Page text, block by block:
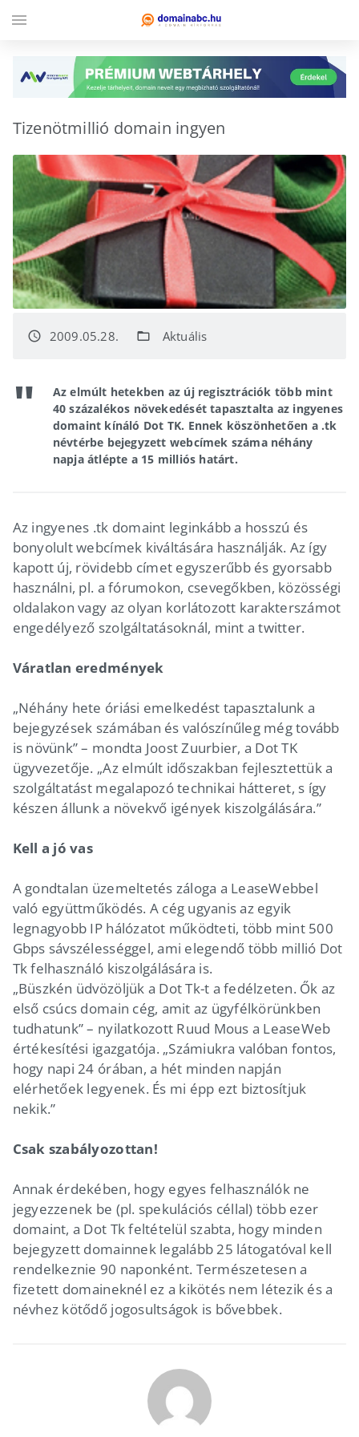
Tizenötmillió domain ingyen
access_time 2009.05.28. folder_open Aktuális
Az elmúlt hetekben az új regisztrációk több mint
40 százalékos növekedését tapasztalta az ingyenes
domaint kínáló Dot TK. Ennek köszönhetően a .tk
névtérbe bejegyzett webcímek száma néhány
napja átlépte a 15 milliós határt.
Az ingyenes .tk domaint leginkább a hosszú és
bonyolult webcímek kiváltására használják. Az így
kapott új, rövidebb címet egyszerűbb és gyorsabb
használni, pl. a fórumokon, csevegőkben, közösségi
oldalakon vagy az olyan korlátozott karakterszámot
engedélyező szolgáltatásoknál, mint a twitter.
Váratlan eredmények
„Néhány hete óriási emelkedést tapasztalunk a
bejegyzések számában és valószínűleg még tovább
is növünk” – mondta Joost Zuurbier, a Dot TK
ügyvezetője. „Az elmúlt időszakban fejlesztettük a
szolgáltatást megalapozó technikai hátteret, s így
készen állunk a növekvő igények kiszolgálására.”
Kell a jó vas
A gondtalan üzemeltetés záloga a LeaseWebbel
való együttműködés. A cég ugyanis az egyik
legnagyobb IP hálózatot működteti, több mint 500
Gbps sávszélességgel, ami elegendő több millió Dot
Tk felhasználó kiszolgálására is.
„Büszkén üdvözöljük a Dot Tk-t a fedélzeten. Ők az
első csúcs domain cég, amit az ügyfélkörünkben
tudhatunk” – nyilatkozott Ruud Mous a LeaseWeb
értékesítési igazgatója. „Számiukra valóban fontos,
hogy napi 24 órában, a hét minden napján
elérhetőek legyenek. És mi épp ezt biztosítjuk
nekik.”
Csak szabályozottan!
Annak érdekében, hogy egyes felhasználók ne
jegyezzenek be (pl. spekulációs céllal) több ezer
domaint, a Dot Tk feltételül szabta, hogy minden
bejegyzett domainnek legalább 25 látogatóval kell
rendelkeznie 90 naponként. Természetesen a
fizetett domaineknél ez a kikötés nem létezik és a
névhez kötődő jogosultságok is bővebbek.
menu